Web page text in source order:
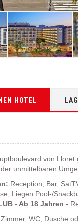
HOTEL
von Lloret
unmittelbaren
Reception, Bar,
Liegen Pool-/
- Ab 18 Jahren -
WC, Dusche